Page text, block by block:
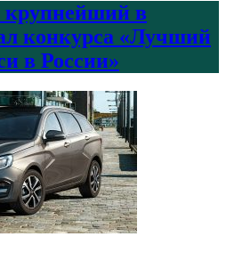
в
конкурса «Лучший
в России»